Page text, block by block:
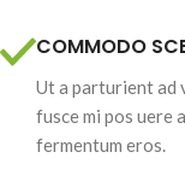
COMMODO
Ut a parturient ad
fusce mi pos uere
fermentum eros.